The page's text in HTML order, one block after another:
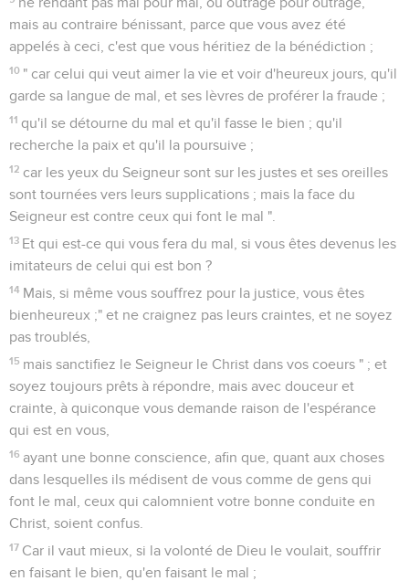
mais au contraire bénissant, parce que vous avez été
appelés à ceci, c'est que vous héritiez de la bénédiction ;
10 " car celui qui veut aimer la vie et voir d'heureux jours, qu'il
garde sa langue de mal, et ses lèvres de proférer la fraude ;
11 qu'il se détourne du mal et qu'il fasse le bien ; qu'il
recherche la paix et qu'il la poursuive ;
12 car les yeux du Seigneur sont sur les justes et ses oreilles
sont tournées vers leurs supplications ; mais la face du
Seigneur est contre ceux qui font le mal ".
13 Et qui est-ce qui vous fera du mal, si vous êtes devenus les
imitateurs de celui qui est bon ?
14 Mais, si même vous souffrez pour la justice, vous êtes
bienheureux ;" et ne craignez pas leurs craintes, et ne soyez
pas troublés,
15 mais sanctifiez le Seigneur le Christ dans vos coeurs " ; et
soyez toujours prêts à répondre, mais avec douceur et
crainte, à quiconque vous demande raison de l'espérance
qui est en vous,
16 ayant une bonne conscience, afin que, quant aux choses
dans lesquelles ils médisent de vous comme de gens qui
font le mal, ceux qui calomnient votre bonne conduite en
Christ, soient confus.
17 Car il vaut mieux, si la volonté de Dieu le voulait, souffrir
en faisant le bien, qu'en faisant le mal ;